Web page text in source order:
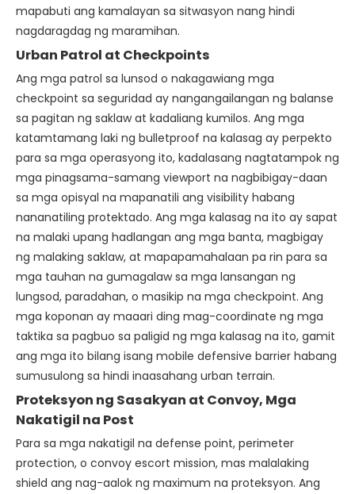
mapabuti ang kamalayan sa sitwasyon nang hindi
nagdaragdag ng maramihan.
Urban Patrol at Checkpoints
Ang mga patrol sa lunsod o nakagawiang mga
checkpoint sa seguridad ay nangangailangan ng balanse
sa pagitan ng saklaw at kadaliang kumilos. Ang mga
katamtamang laki ng bulletproof na kalasag ay perpekto
para sa mga operasyong ito, kadalasang nagtatampok ng
mga pinagsama-samang viewport na nagbibigay-daan
sa mga opisyal na mapanatili ang visibility habang
nananatiling protektado. Ang mga kalasag na ito ay sapat
na malaki upang hadlangan ang mga banta, magbigay
ng malaking saklaw, at mapapamahalaan pa rin para sa
mga tauhan na gumagalaw sa mga lansangan ng
lungsod, paradahan, o masikip na mga checkpoint. Ang
mga koponan ay maaari ding mag-coordinate ng mga
taktika sa pagbuo sa paligid ng mga kalasag na ito, gamit
ang mga ito bilang isang mobile defensive barrier habang
sumusulong sa hindi inaasahang urban terrain.
Proteksyon ng Sasakyan at Convoy, Mga
Nakatigil na Post
Para sa mga nakatigil na defense point, perimeter
protection, o convoy escort mission, mas malalaking
shield ang nag-aalok ng maximum na proteksyon. Ang